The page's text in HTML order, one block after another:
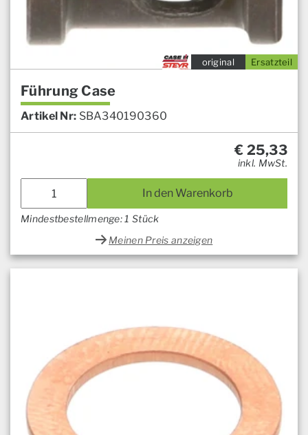
Ersatzteil
original
Führung Case
Artikel Nr: SBA340190360
€ 25,33
inkl. MwSt.
In den Warenkorb
Mindestbestellmenge: 1 Stück
Meinen Preis anzeigen